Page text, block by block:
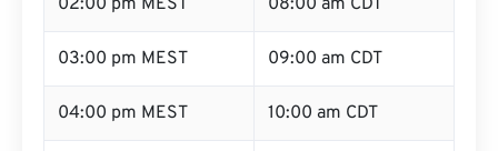
02:00 pm MEST 08:00 am CDT
03:00 pm MEST 09:00 am CDT
04:00 pm MEST 10:00 am CDT